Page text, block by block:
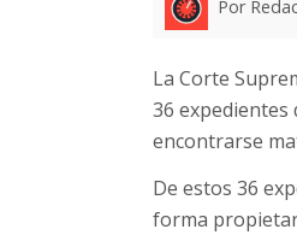
Por
La Corte
36
encontrarse
De estos 36
forma